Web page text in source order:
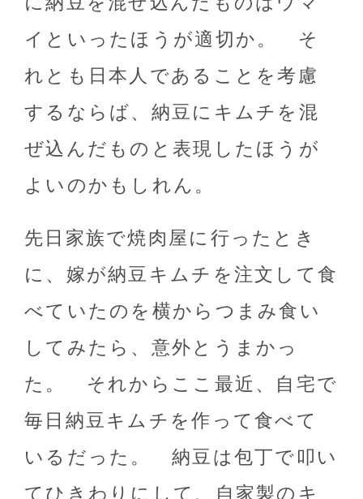
イといったほうが適切か。 そ
れとも日本人であることを考慮
するならば、納豆にキムチを混
ぜ込んだものと表現したほうが
よいのかもしれん。
先日家族で焼肉屋に行ったとき
に、嫁が納豆キムチを注文して食
べていたのを横からつまみ食い
してみたら、意外とうまかっ
た。 それからここ最近、自宅で
毎日納豆キムチを作って食べて
いるだった。 納豆は包丁で叩い
てひきわりにして、自家製のキ